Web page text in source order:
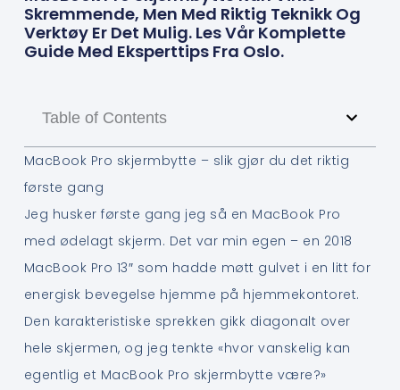
Skremmende, Men Med Riktig Teknikk Og
Verktøy Er Det Mulig. Les Vår Komplette
Guide Med Eksperttips Fra Oslo.
Table of Contents
MacBook Pro skjermbytte – slik gjør du det riktig
første gang
Jeg husker første gang jeg så en MacBook Pro
med ødelagt skjerm. Det var min egen – en 2018
MacBook Pro 13″ som hadde møtt gulvet i en litt for
energisk bevegelse hjemme på hjemmekontoret.
Den karakteristiske sprekken gikk diagonalt over
hele skjermen, og jeg tenkte «hvor vanskelig kan
egentlig et MacBook Pro skjermbytte være?»